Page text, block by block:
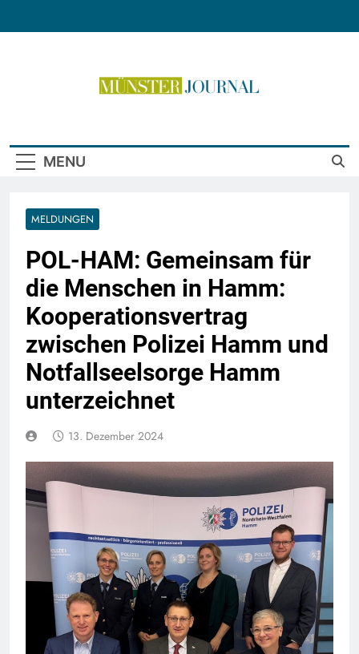
MENU
MELDUNGEN
POL-HAM: Gemeinsam für
die Menschen in Hamm:
Kooperationsvertrag
zwischen Polizei Hamm und
Notfallseelsorge Hamm
unterzeichnet
13. Dezember 2024